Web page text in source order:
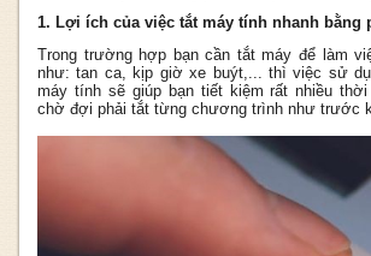
1. Lợi ích của việc tắt máy tính nhanh bằng
Trong trường hợp bạn cần tắt máy để làm
như: tan ca, kịp giờ xe buýt,... thì việc sử
máy tính sẽ giúp bạn tiết kiệm rất nhiều
chờ đợi phải tắt từng chương trình như trước